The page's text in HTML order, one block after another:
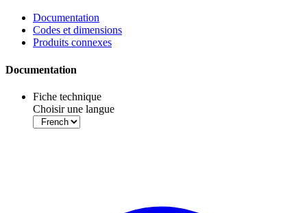
Documentation
Codes et dimensions
Produits connexes
Documentation
Fiche technique
Choisir une langue